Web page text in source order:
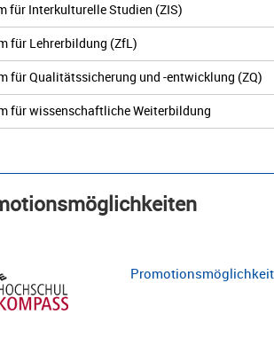
für Interkulturelle Studien (ZIS)
für Lehrerbildung (ZfL)
für Qualitätssicherung und -entwicklung (ZQ)
für wissenschaftliche Weiterbildung